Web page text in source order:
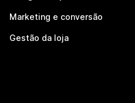
Marketing e conversão
Gestão da loja